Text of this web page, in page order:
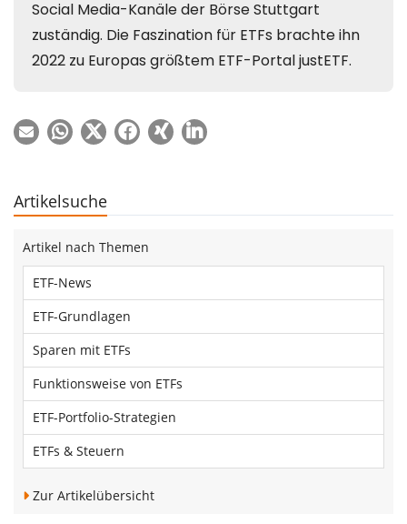
Artikelsuche
Artikel nach Themen
ETF-News
ETF-Grundlagen
Sparen mit ETFs
Funktionsweise von ETFs
ETF-Portfolio-Strategien
ETFs & Steuern
Zur Artikelübersicht